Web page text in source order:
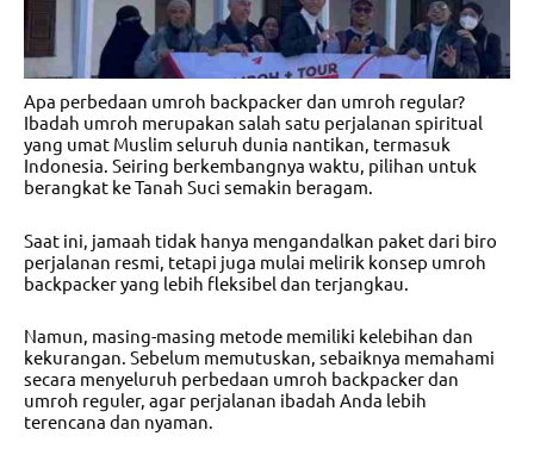
Apa perbedaan umroh backpacker dan umroh regular?
Ibadah umroh merupakan salah satu perjalanan spiritual
yang umat Muslim seluruh dunia nantikan, termasuk
Indonesia. Seiring berkembangnya waktu, pilihan untuk
berangkat ke Tanah Suci semakin beragam.
Saat ini, jamaah tidak hanya mengandalkan paket dari biro
perjalanan resmi, tetapi juga mulai melirik konsep umroh
backpacker yang lebih fleksibel dan terjangkau.
Namun, masing-masing metode memiliki kelebihan dan
kekurangan. Sebelum memutuskan, sebaiknya memahami
secara menyeluruh perbedaan umroh backpacker dan
umroh reguler, agar perjalanan ibadah Anda lebih
terencana dan nyaman.